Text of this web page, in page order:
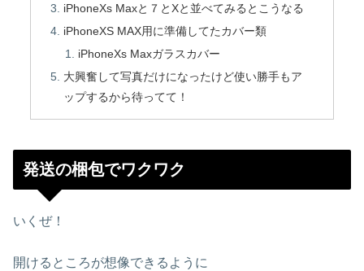
iPhoneXs Maxと７とXと並べてみるとこうなる
iPhoneXS MAX用に準備してたカバー類
iPhoneXs Maxガラスカバー
大興奮して写真だけになったけど使い勝手もア
ップするから待ってて！
発送の梱包でワクワク
いくぜ！
開けるところが想像できるように